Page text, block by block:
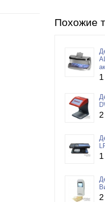
Похожие